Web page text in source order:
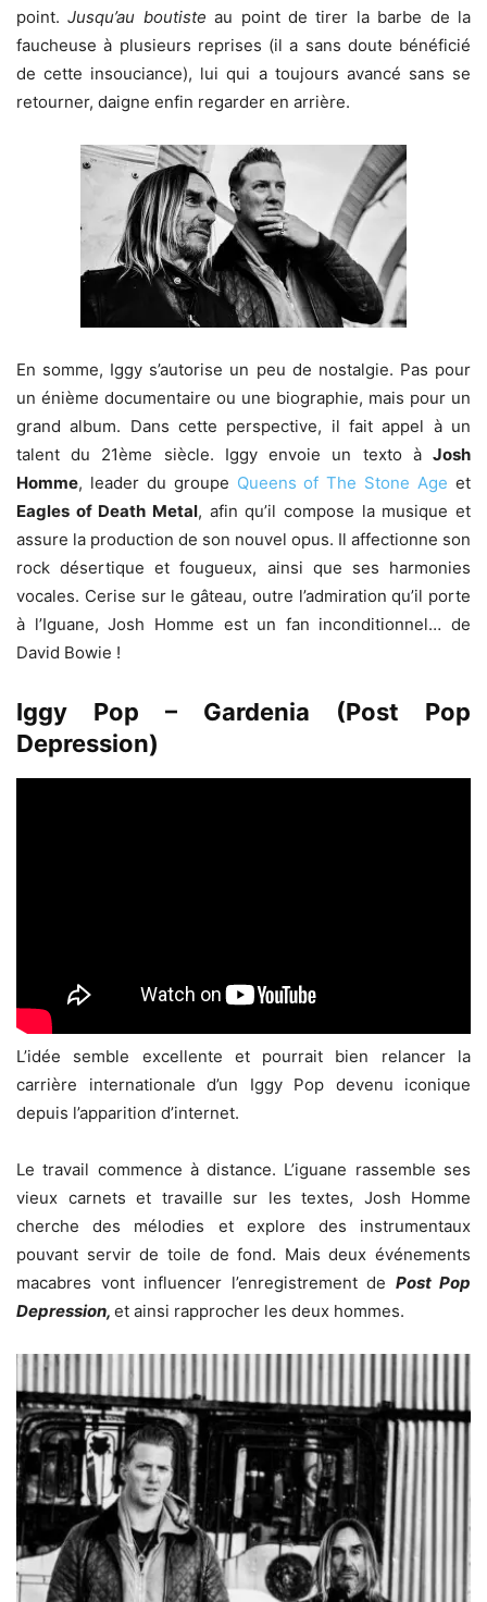
point.Jusqu’au boutiste au point de tirer la barbe de la
faucheuse à plusieurs reprises (il a sans doute bénéficié
de cette insouciance), lui qui a toujours avancé sans se
retourner, daigne enfin regarder en arrière.
En somme, Iggy s’autorise un peu de nostalgie. Pas pour
un énième documentaire ou une biographie, mais pour un
grand album. Dans cette perspective, il fait appel à un
talent du 21ème siècle. Iggy envoie un texto à Josh
Homme, leader du groupe Queens of The Stone Age et
Eagles of Death Metal, afin qu’il compose la musique et
assure la production de son nouvel opus. Il affectionne son
rock désertique et fougueux, ainsi que ses harmonies
vocales. Cerise sur le gâteau, outre l’admiration qu’il porte
à l’Iguane, Josh Homme est un fan inconditionnel… de
David Bowie !
Iggy Pop – Gardenia (Post Pop
Depression)
L’idée semble excellente et pourrait bien relancer la
carrière internationale d’un Iggy Pop devenu iconique
depuis l’apparition d’internet.
Le travail commence à distance. L’iguane rassemble ses
vieux carnets et travaille sur les textes, Josh Homme
cherche des mélodies et explore des instrumentaux
pouvant servir de toile de fond. Mais deux événements
macabres vont influencer l’enregistrement de Post Pop
Depression, et ainsi rapprocher les deux hommes.